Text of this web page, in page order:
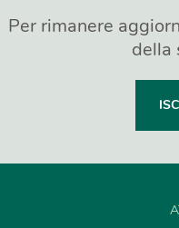
Per rimanere
della